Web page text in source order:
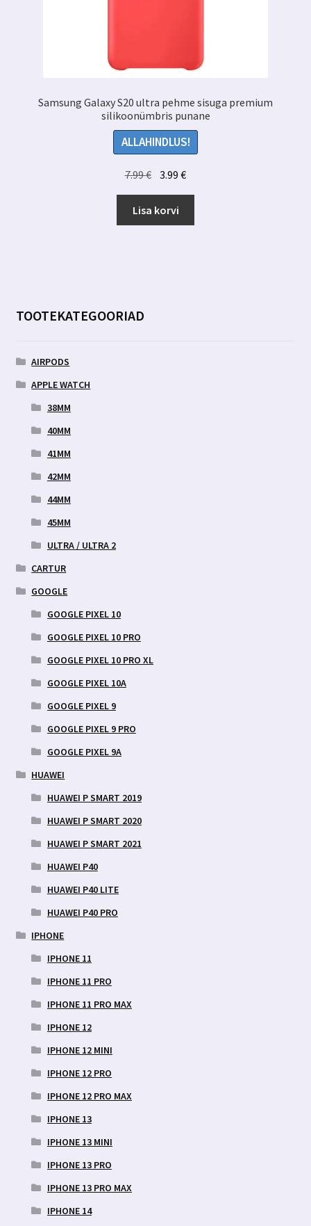
Samsung Galaxy S20 ultra pehme sisuga premium
silikoonümbris punane
ALLAHINDLUS!
7.99€ Algne
oli:
7.99 €.
3.99€Praegune
3.99 €.
Lisa korvi
TOOTEKATEGOORIAD
AIRPODS
APPLE WATCH
38MM
40MM
41MM
42MM
44MM
45MM
ULTRA / ULTRA 2
CARTUR
GOOGLE
GOOGLE PIXEL 10
GOOGLE PIXEL 10 PRO
GOOGLE PIXEL 10 PRO XL
GOOGLE PIXEL 10A
GOOGLE PIXEL 9
GOOGLE PIXEL 9 PRO
GOOGLE PIXEL 9A
HUAWEI
HUAWEI P SMART 2019
HUAWEI P SMART 2020
HUAWEI P SMART 2021
HUAWEI P40
HUAWEI P40 LITE
HUAWEI P40 PRO
IPHONE
IPHONE 11
IPHONE 11 PRO
IPHONE 11 PRO MAX
IPHONE 12
IPHONE 12 MINI
IPHONE 12 PRO
IPHONE 12 PRO MAX
IPHONE 13
IPHONE 13 MINI
IPHONE 13 PRO
IPHONE 13 PRO MAX
IPHONE 14